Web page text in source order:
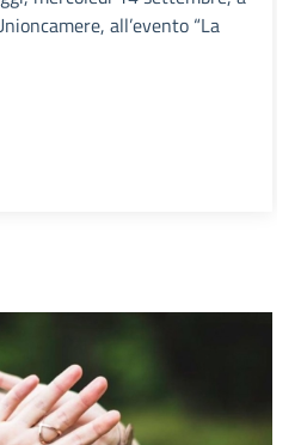
all’evento “La